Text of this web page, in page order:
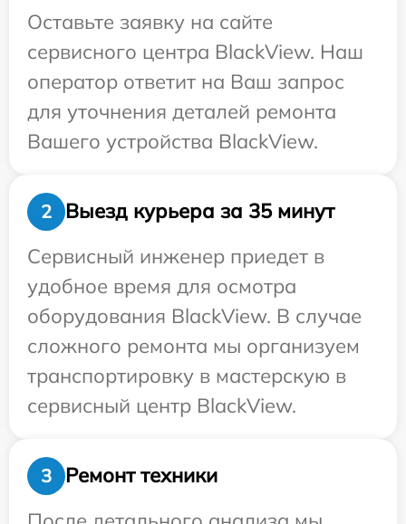
Оставьте заявку на сайте
сервисного центра BlackView. Наш
оператор ответит на Ваш запрос
для уточнения деталей ремонта
Вашего устройства BlackView.
2
Выезд курьера за 35 минут
Сервисный инженер приедет в
удобное время для осмотра
оборудования BlackView. В случае
сложного ремонта мы организуем
транспортировку в мастерскую в
сервисный центр BlackView.
3
Ремонт техники